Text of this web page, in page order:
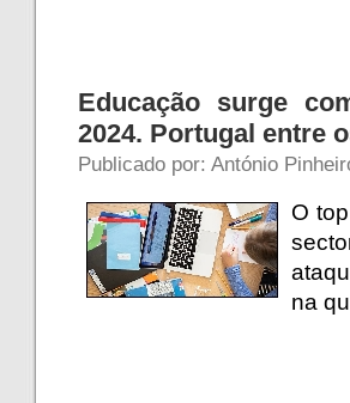
Educação surge
2024. Portugal entre
Publicado por: António
O
na